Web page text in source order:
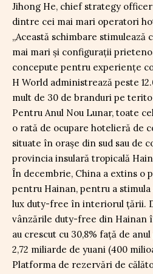
Jihong He, chief strategy
dintre cei mai mari operatori
„Această schimbare
mai mari și configurații
concepute pentru experiențe
H World administrează peste
mult de 30 de branduri pe
Pentru Anul Nou Lunar, toate
o rată de ocupare hotelieră de
situate în orașe din sud sau de
provincia insulară tropicală
În decembrie, China a extins o
pentru Hainan, pentru a
lux duty-free în interiorul țării.
vânzările duty-free din Hainan
au crescut cu 30,8% față de
2,72 miliarde de yuani (400
Platforma de rezervări de